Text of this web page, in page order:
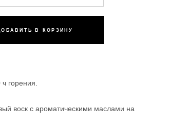
В КОРЗИНУ
горения.
воск с ароматическими маслами на